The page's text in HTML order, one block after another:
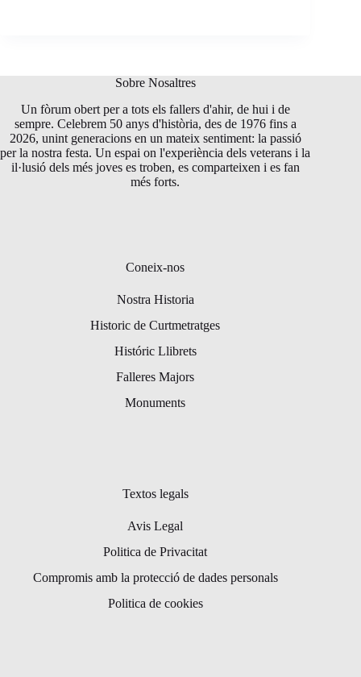
Sobre Nosaltres
Un fòrum obert per a tots els fallers d'ahir, de hui i de
sempre. Celebrem 50 anys d'història, des de 1976 fins a
2026, unint generacions en un mateix sentiment: la passió
per la nostra festa. Un espai on l'experiència dels veterans i la
il·lusió dels més joves es troben, es comparteixen i es fan
més forts.
Coneix-nos
Nostra Historia
Historic de Curtmetratges
Históric Llibrets
Falleres Majors
Monuments
Textos legals
Avis Legal
Politica de Privacitat
Compromis amb la protecció de dades personals
Politica de cookies